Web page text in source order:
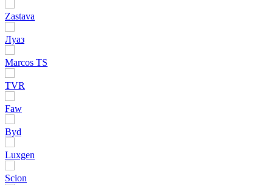
Zastava
Луаз
Marcos TS
TVR
Faw
Byd
Luxgen
Scion